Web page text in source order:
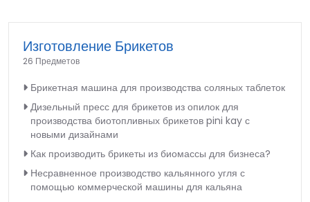
Изготовление Брикетов
26 Предметов
Брикетная машина для производства соляных таблеток
Дизельный пресс для брикетов из опилок для
производства биотопливных брикетов pini kay с
новыми дизайнами
Как производить брикеты из биомассы для бизнеса?
Несравненное производство кальянного угля с
помощью коммерческой машины для кальяна